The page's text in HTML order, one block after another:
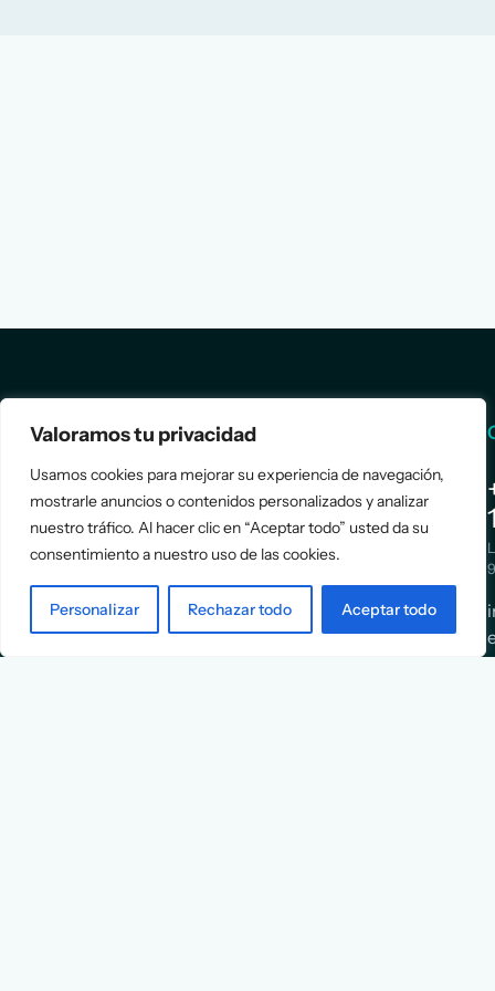
Valoramos tu privacidad
Usamos cookies para mejorar su experiencia de navegación,
mostrarle anuncios o contenidos personalizados y analizar
nuestro tráfico. Al hacer clic en “Aceptar todo” usted da su
consentimiento a nuestro uso de las cookies.
Personalizar Rechazar todo Aceptar todo
Asociación
Services
Assessment
Positioning
Strategy
About Us
Services
Terms &
Conditions